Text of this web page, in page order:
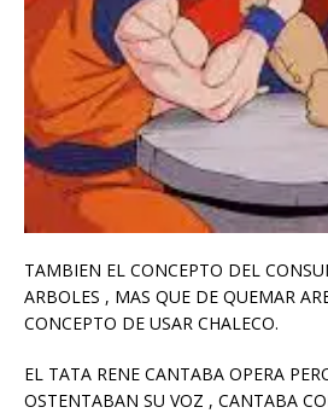
TAMBIEN EL CONCEPTO DEL
ARBOLES , MAS QUE DE QUEMAR
CONCEPTO DE USAR CHALECO.
EL TATA RENE CANTABA OPERA
OSTENTABAN SU VOZ , CANTABA